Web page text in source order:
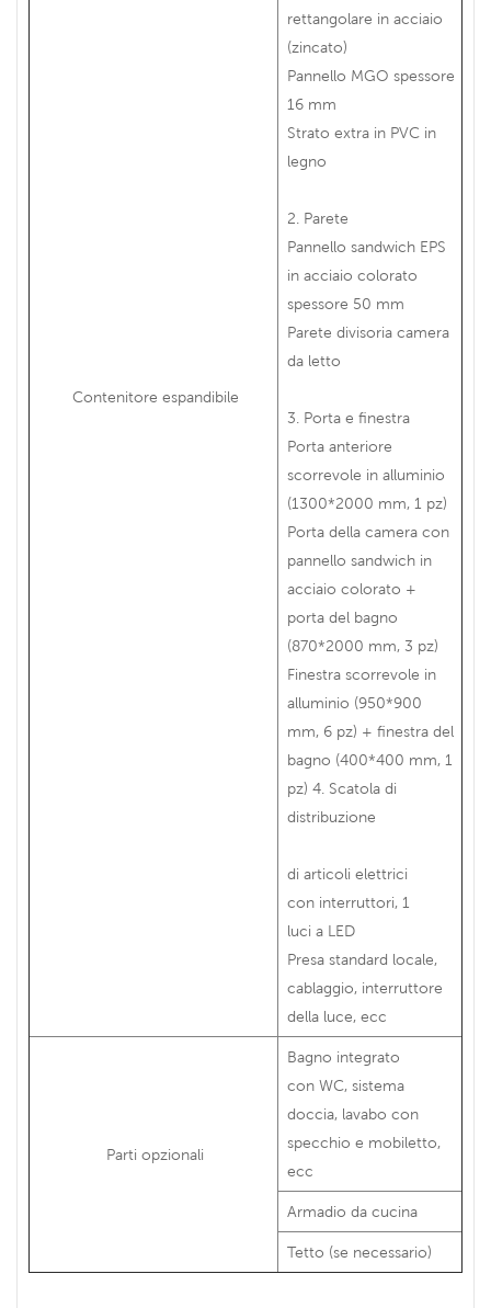
Contenitore espandibile
rettangolare in acciaio
(zincato)
Pannello MGO spessore
16 mm
Strato extra in PVC in
legno
2. Parete
Pannello sandwich EPS
in acciaio colorato
spessore 50 mm
Parete divisoria camera
da letto
3. Porta e finestra
Porta anteriore
scorrevole in alluminio
(1300*2000 mm, 1 pz)
Porta della camera con
pannello sandwich in
acciaio colorato +
porta del bagno
(870*2000 mm, 3 pz)
Finestra scorrevole in
alluminio (950*900
mm, 6 pz) + finestra del
bagno (400*400 mm, 1
pz) 4. Scatola di
distribuzione
di articoli elettrici
con interruttori, 1
luci a LED
Presa standard locale,
cablaggio, interruttore
della luce, ecc
Parti opzionali
Bagno integrato
con WC, sistema
doccia, lavabo con
specchio e mobiletto,
ecc
Armadio da cucina
Tetto (se necessario)